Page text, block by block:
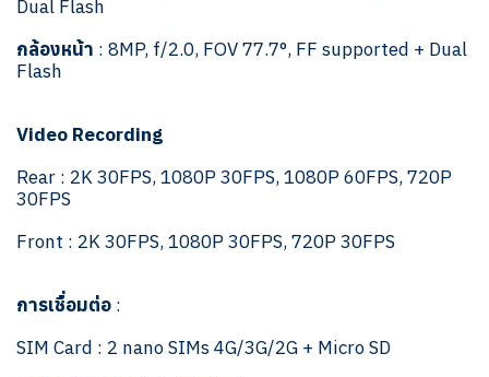
Dual Flash
กล้องหน้า : 8MP, f/2.0, FOV 77.7°, FF supported + Dual
Flash
Video Recording
Rear : 2K 30FPS, 1080P 30FPS, 1080P 60FPS, 720P
30FPS
Front : 2K 30FPS, 1080P 30FPS, 720P 30FPS
การเชื่อมต่อ :
SIM Card : 2 nano SIMs 4G/3G/2G + Micro SD